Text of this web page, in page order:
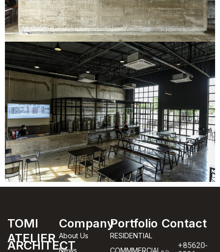
TOMI
ATELIER
ARCHITECT
Company
About Us
Portfolio
RESIDENTIAL
Contact
+85620-